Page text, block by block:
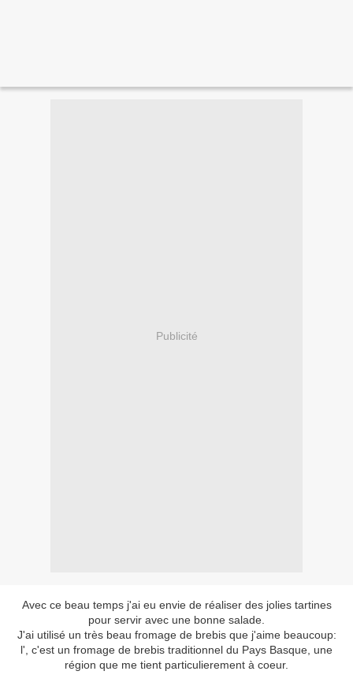
Publicité
Avec ce beau temps j'ai eu envie de réaliser des jolies tartines
pour servir avec une bonne salade.
J'ai utilisé un très beau fromage de brebis que j'aime beaucoup:
l', c'est un fromage de brebis traditionnel du Pays Basque, une
région que me tient particulierement à coeur.